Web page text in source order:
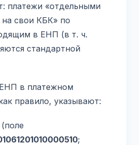
платежи «отдельными
свои КБК» по
в ЕНП (в т. ч.
стандартной
в платежном
правило, указывают:
;